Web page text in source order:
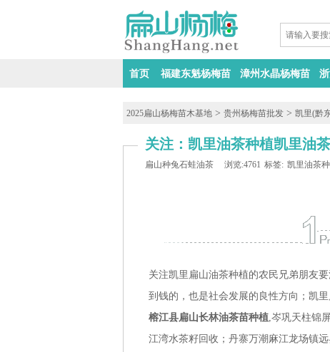
首页 福建东魁杨梅苗 漳州水晶杨梅苗
2025扁山杨梅苗木基地 > 贵州杨梅苗批发 > 凯里(黔
关注：凯里油茶种植凯里油
扁山种兔石蛙油茶 浏览:4761 标签: 凯里油茶
关注凯里扁山油茶种植的农民兄弟朋友
到钱的，也是社会发展的良性方向；凯
榕江县扁山长林油茶苗种植,岑巩天柱锦
江湾水茶籽回收；丹寨万潮麻江龙场镇